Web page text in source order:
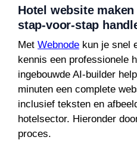
Hotel website
stap-voor-stap
Met Webnode kun je snel
kennis een professionele
ingebouwde AI-builder
minuten een complete
inclusief teksten en
hotelsector. Hieronder
proces.